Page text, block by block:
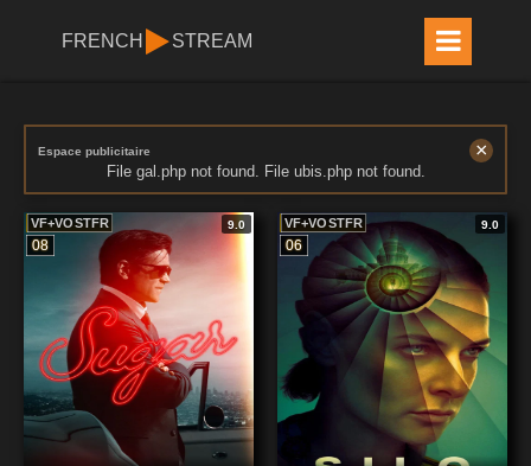
FRENCH STREAM
Espace publicitaire ×
File gal.php not found. File ubis.php not found.
VF+VOSTFR 9.0
08
VF+VOSTFR 9.0
06